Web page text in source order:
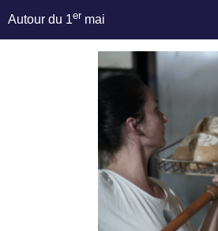
Autour du 1er mai